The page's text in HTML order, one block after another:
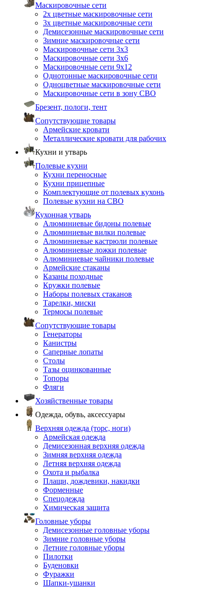
Маскировочные сети
2х цветные маскировочные сети
3х цветные маскировочные сети
Демисезонные маскировочные сети
Зимние маскировочные сети
Маскировочные сети 3х3
Маскировочные сети 3х6
Маскировочные сети 9х12
Однотонные маскировочные сети
Одноцветные маскировочные сети
Маскировочные сети в зону СВО
Брезент, пологи, тент
Сопутствующие товары
Армейские кровати
Металлические кровати для рабочих
Кухни и утварь
Полевые кухни
Кухни переносные
Кухни прицепные
Комплектующие от полевых кухонь
Полевые кухни на СВО
Кухонная утварь
Алюминиевые бидоны полевые
Алюминиевые вилки полевые
Алюминиевые кастрюли полевые
Алюминиевые ложки полевые
Алюминиевые чайники полевые
Армейские стаканы
Казаны походные
Кружки полевые
Наборы полевых стаканов
Тарелки, миски
Термосы полевые
Сопутствующие товары
Генераторы
Канистры
Саперные лопаты
Столы
Тазы оцинкованные
Топоры
Фляги
Хозяйственные товары
Одежда, обувь, аксессуары
Верхняя одежда (торс, ноги)
Армейская одежда
Демисезонная верхняя одежда
Зимняя верхняя одежда
Летняя верхняя одежда
Охота и рыбалка
Плащи, дождевики, накидки
Форменные
Спецодежда
Химическая защита
Головные уборы
Демисезонные головные уборы
Зимние головные уборы
Летние головные уборы
Пилотки
Буденовки
Фуражки
Шапки-ушанки